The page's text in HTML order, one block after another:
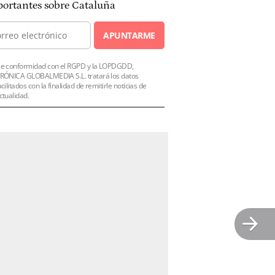
sobre Cataluña
APUNTARME
conformidad con el RGPD y la LOPDGDD,
GLOBALMEDIA S.L. tratará los datos
con la finalidad de remitirle noticias de